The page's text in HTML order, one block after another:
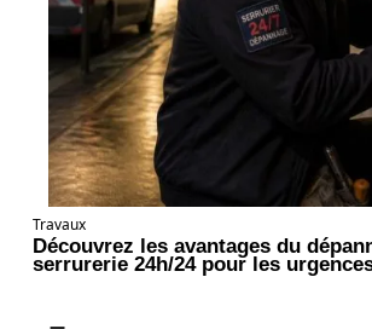
Travaux
Découvrez les avantages du
serrurerie 24h/24 pour les